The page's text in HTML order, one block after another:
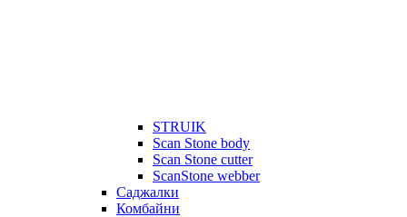
STRUIK
Scan Stone body
Scan Stone cutter
ScanStone webber
Саджалки
Комбайни